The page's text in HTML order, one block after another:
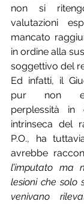
non si
valutazioni
mancato
in ordine alla
soggettivo del
Ed infatti, il
pur non
perplessità in
intrinseca del
P.O., ha
avrebbe
l’imputato ma
lesioni che solo
venivano